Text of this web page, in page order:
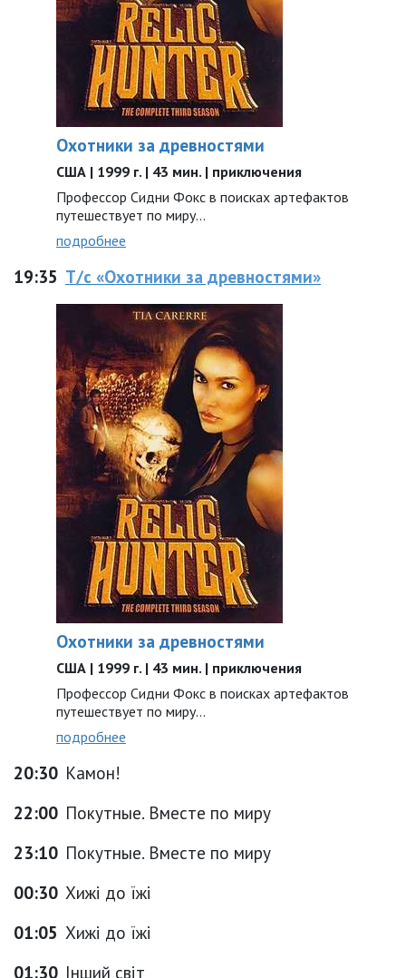
Охотники за древностями
США | 1999 г. | 43 мин. | приключения
Профессор Сидни Фокс в поисках артефактов
путешествует по миру...
подробнее
19:35 Т/с «Охотники за древностями»
Охотники за древностями
США | 1999 г. | 43 мин. | приключения
Профессор Сидни Фокс в поисках артефактов
путешествует по миру...
подробнее
20:30 Камон!
22:00 Покутные. Вместе по миру
23:10 Покутные. Вместе по миру
00:30 Хижі до їжі
01:05 Хижі до їжі
01:30 Інший світ